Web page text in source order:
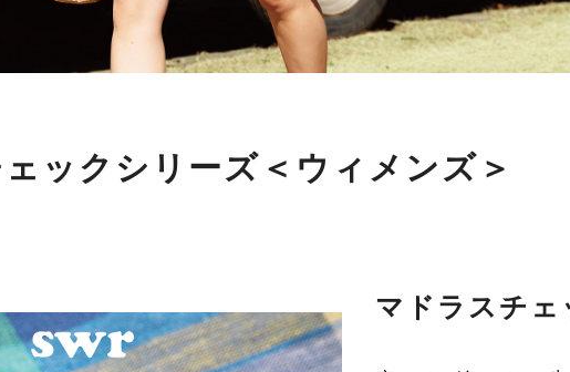
ックシリーズ＜ウィメンズ＞
マドラスチ